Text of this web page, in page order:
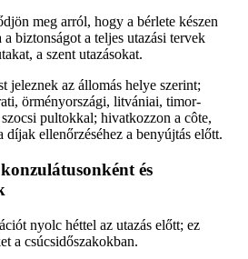
meg arról, hogy a bérlete készen
a biztonságot a teljes utazási tervek
a szent utazásokat.
jeleznek az állomás helye szerint;
örményországi, litvániai, timor-
pultokkal; hivatkozzon a côte,
díjak ellenőrzéséhez a benyújtás előtt.
és
nyolc héttel az utazás előtt; ez
a csúcsidőszakokban.